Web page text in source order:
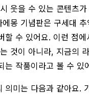
웃을 수 있는 콘텐츠
몽 기념판은 구세대
할 수 있어요. 이런 점
것이 아니라, 지금의
는 작품이라고 볼 수 있
의미는 다음과 같아요.